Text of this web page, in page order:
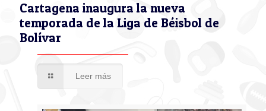
Cartagena inaugura la nueva
temporada de la Liga de Béisbol de
Bolívar
Leer más